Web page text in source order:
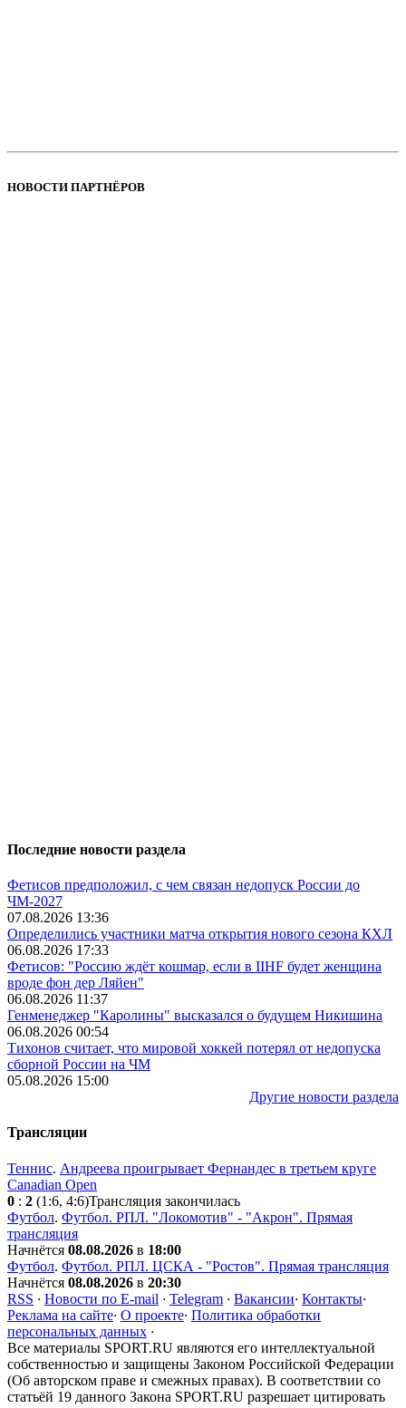
НОВОСТИ ПАРТНЁРОВ
Последние новости раздела
Фетисов предположил, с чем связан недопуск России до
ЧМ-2027
07.08.2026 13:36
Определились участники матча открытия нового сезона КХЛ
06.08.2026 17:33
Фетисов: "Россию ждёт кошмар, если в IIHF будет женщина
вроде фон дер Ляйен"
06.08.2026 11:37
Генменеджер "Каролины" высказался о будущем Никишина
06.08.2026 00:54
Тихонов считает, что мировой хоккей потерял от недопуска
сборной России на ЧМ
05.08.2026 15:00
Другие новости раздела
Трансляции
Теннис. Андреева проигрывает Фернандес в третьем круге
Canadian Open
0 : 2 (1:6, 4:6)Трансляция закончилась
Футбол. Футбол. РПЛ. "Локомотив" - "Акрон". Прямая
трансляция
Начнётся 08.08.2026 в 18:00
Футбол. Футбол. РПЛ. ЦСКА - "Ростов". Прямая трансляция
Начнётся 08.08.2026 в 20:30
RSS · Новости по E-mail · Telegram · Вакансии· Контакты·
Реклама на сайте· О проекте· Политика обработки
персональных данных ·
Все материалы SPORT.RU являются его интеллектуальной
собственностью и защищены Законом Российской Федерации
(Об авторском праве и смежных правах). В соответствии со
статьёй 19 данного Закона SPORT.RU разрешает цитировать